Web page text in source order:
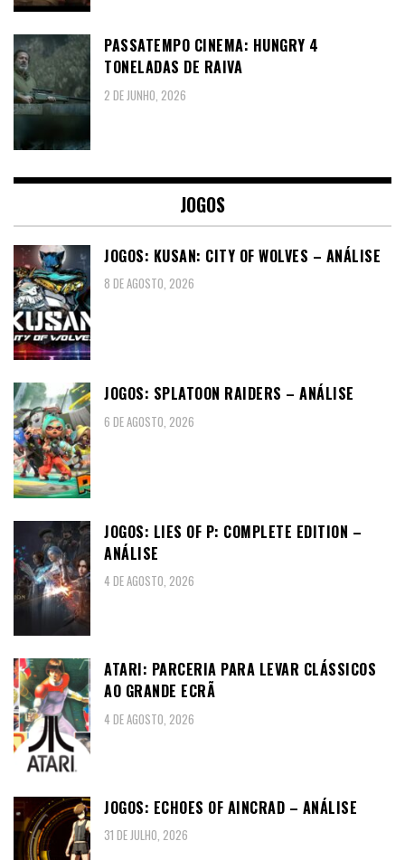
PASSATEMPO CINEMA: HUNGRY 4
TONELADAS DE RAIVA
2 DE JUNHO, 2026
JOGOS
JOGOS: KUSAN: CITY OF WOLVES – ANÁLISE
8 DE AGOSTO, 2026
JOGOS: SPLATOON RAIDERS – ANÁLISE
6 DE AGOSTO, 2026
JOGOS: LIES OF P: COMPLETE EDITION –
ANÁLISE
4 DE AGOSTO, 2026
ATARI: PARCERIA PARA LEVAR CLÁSSICOS
AO GRANDE ECRÃ
4 DE AGOSTO, 2026
JOGOS: ECHOES OF AINCRAD – ANÁLISE
31 DE JULHO, 2026